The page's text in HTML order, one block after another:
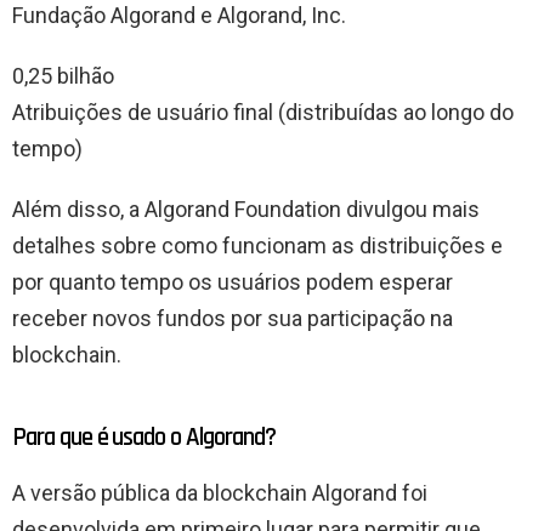
Fundação Algorand e Algorand, Inc.
0,25 bilhão
Atribuições de usuário final (distribuídas ao longo do
tempo)
Além disso, a Algorand Foundation divulgou mais
detalhes sobre como funcionam as distribuições e
por quanto tempo os usuários podem esperar
receber novos fundos por sua participação na
blockchain.
Para que é usado o Algorand?
A versão pública da blockchain Algorand foi